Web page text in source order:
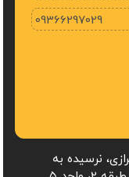
09366297029
نرسیده به